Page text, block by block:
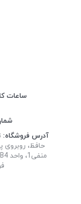
ساعات
آدرس فروشگاه:
حافظ، روبروی